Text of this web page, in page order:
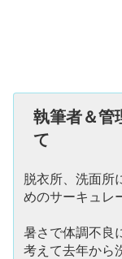
執筆者＆管
て
脱衣所、洗面所
めのサーキュレ
暑さで体調不良
考えて去年から